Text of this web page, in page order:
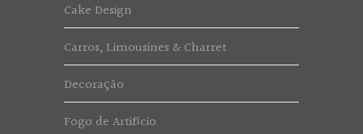
Cake Design
Carros, Limousines & Charret
Decoração
Fogo de Artifício